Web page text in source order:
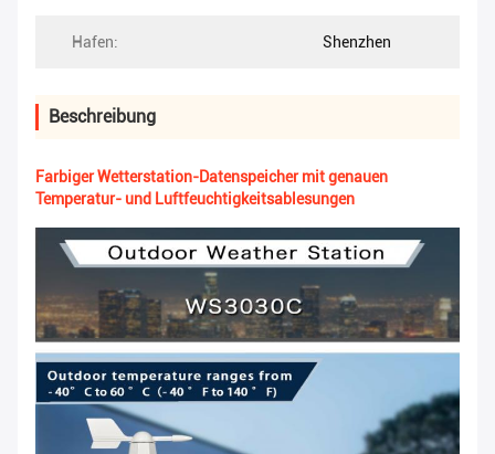
Hafen: Shenzhen
Beschreibung
Farbiger Wetterstation-Datenspeicher mit genauen
Temperatur- und Luftfeuchtigkeitsablesungen